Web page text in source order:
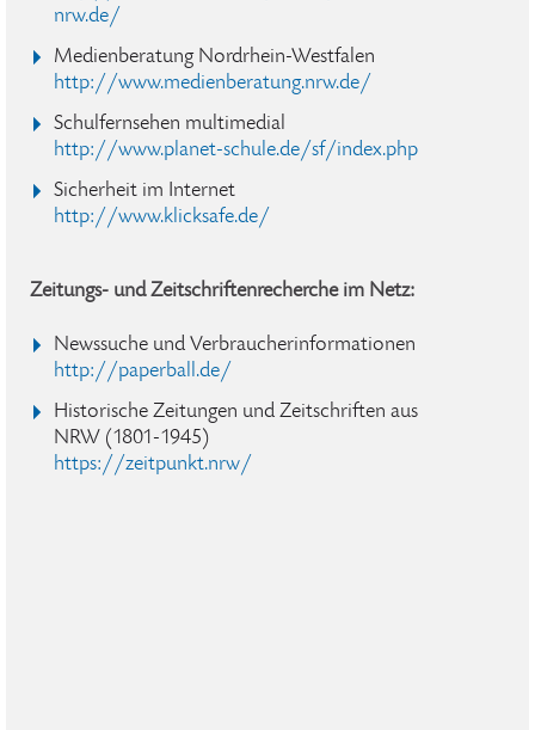
nrw.de/
Medienberatung Nordrhein-Westfalen
http://www.medienberatung.nrw.de/
Schulfernsehen multimedial
http://www.planet-schule.de/sf/index.php
Sicherheit im Internet
http://www.klicksafe.de/
Zeitungs- und Zeitschriftenrecherche im Netz:
Newssuche und Verbraucherinformationen
http://paperball.de/
Historische Zeitungen und Zeitschriften aus
NRW (1801-1945)
https://zeitpunkt.nrw/